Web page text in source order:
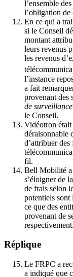
l’ensemble
l’obligation de
En ce qui a
si le Conseil
montant
leurs revenus
les revenus
l’instance
a fait
provenant des
de
le Conseil.
Vidéotron était
déraisonnable
d’attribuer
fil.
Bell Mobilité a
s’éloigner de
de frais selon
potentiels sont
ce que des
provenant de
respectivement.
Réplique
Le FRPC a
a indiqué que